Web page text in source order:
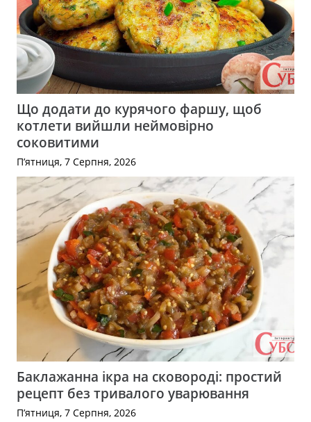
Що додати до курячого фаршу, щоб
котлети вийшли неймовірно
соковитими
П’ятниця, 7 Серпня, 2026
Баклажанна ікра на сковороді: простий
рецепт без тривалого уварювання
П’ятниця, 7 Серпня, 2026